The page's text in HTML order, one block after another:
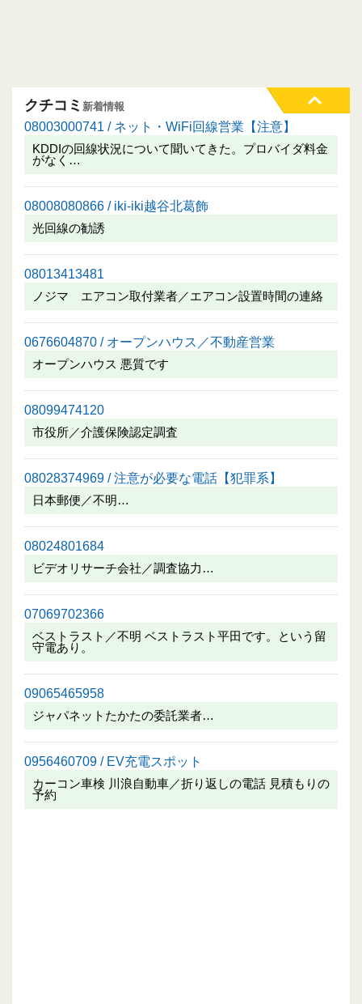
クチコミ 新着情報
08003000741 / ネット・WiFi回線営業【注意】
KDDIの回線状況について聞いてきた。プロバイダ料金
がなく…
08008080866 / iki-iki越谷北葛飾
光回線の勧誘
08013413481
ノジマ エアコン取付業者／エアコン設置時間の連絡
0676604870 / オープンハウス／不動産営業
オープンハウス 悪質です
08099474120
市役所／介護保険認定調査
08028374969 / 注意が必要な電話【犯罪系】
日本郵便／不明…
08024801684
ビデオリサーチ会社／調査協力…
07069702366
ベストラスト／不明 ベストラスト平田です。という留
守電あり。
09065465958
ジャパネットたかたの委託業者…
0956460709 / EV充電スポット
カーコン車検 川浪自動車／折り返しの電話 見積もりの
予約